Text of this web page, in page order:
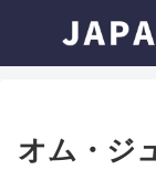
オム・ジ